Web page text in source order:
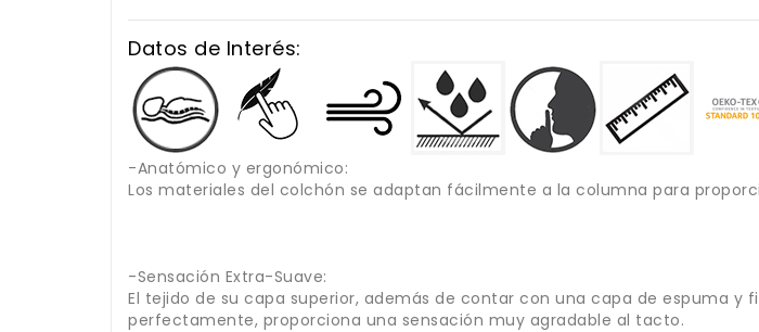
Datos de Interés:
-Anatómico y ergonómico:
Los materiales del colchón se adaptan fácilmente a la columna para
-Sensación Extra-Suave:
El tejido de su capa superior, además de contar con una capa de espuma y
perfectamente, proporciona una sensación muy agradable al tacto.